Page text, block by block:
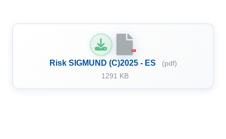
PDF
Risk SIGMUND (C)2025 - ES
(pdf)
1291 KB